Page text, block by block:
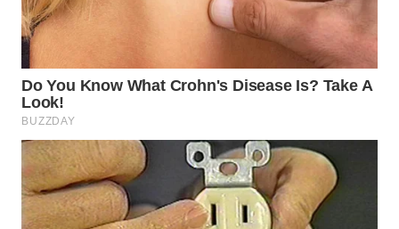
WN
SUBANG
WN
SUKABUMI
WN
PURWAKARTA
WN